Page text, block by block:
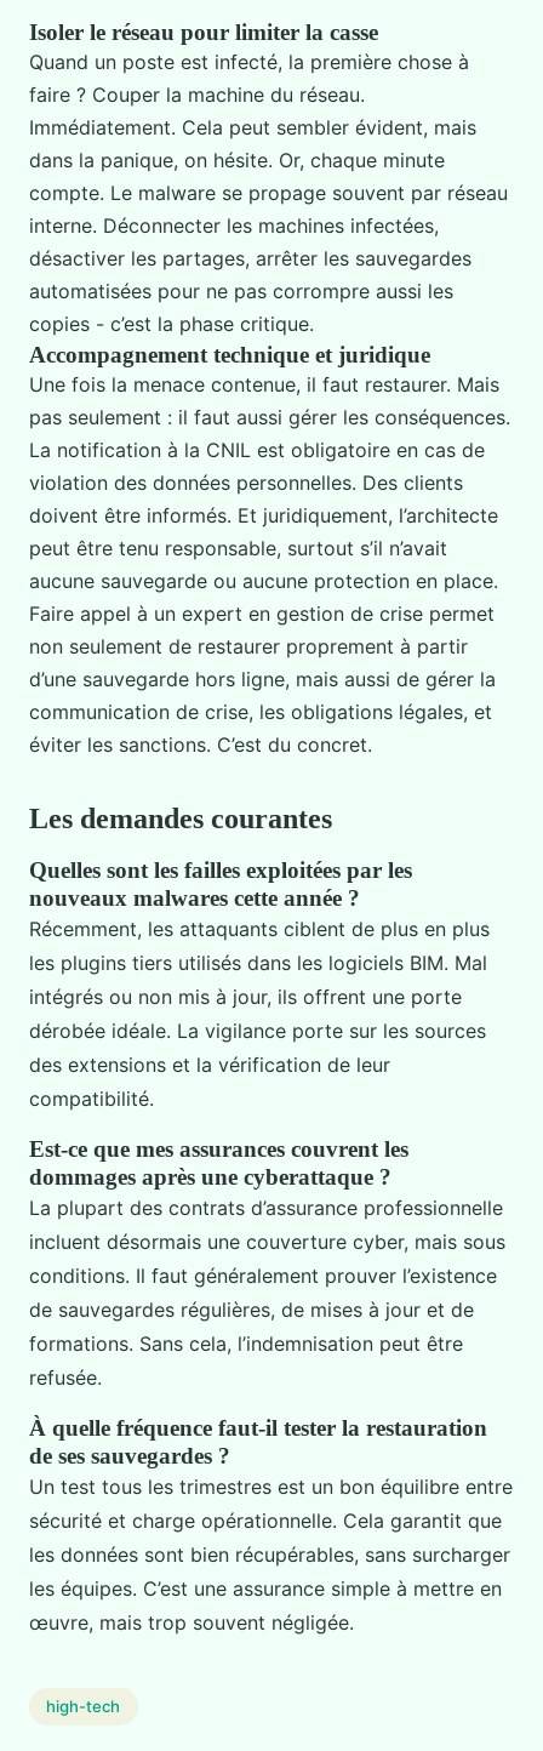
Isoler le réseau pour limiter la casse
Quand un poste est infecté, la première chose à
faire ? Couper la machine du réseau.
Immédiatement. Cela peut sembler évident, mais
dans la panique, on hésite. Or, chaque minute
compte. Le malware se propage souvent par réseau
interne. Déconnecter les machines infectées,
désactiver les partages, arrêter les sauvegardes
automatisées pour ne pas corrompre aussi les
copies - c’est la phase critique.
Accompagnement technique et juridique
Une fois la menace contenue, il faut restaurer. Mais
pas seulement : il faut aussi gérer les conséquences.
La notification à la CNIL est obligatoire en cas de
violation des données personnelles. Des clients
doivent être informés. Et juridiquement, l’architecte
peut être tenu responsable, surtout s’il n’avait
aucune sauvegarde ou aucune protection en place.
Faire appel à un expert en gestion de crise permet
non seulement de restaurer proprement à partir
d’une sauvegarde hors ligne, mais aussi de gérer la
communication de crise, les obligations légales, et
éviter les sanctions. C’est du concret.
Les demandes courantes
Quelles sont les failles exploitées par les
nouveaux malwares cette année ?
Récemment, les attaquants ciblent de plus en plus
les plugins tiers utilisés dans les logiciels BIM. Mal
intégrés ou non mis à jour, ils offrent une porte
dérobée idéale. La vigilance porte sur les sources
des extensions et la vérification de leur
compatibilité.
Est-ce que mes assurances couvrent les
dommages après une cyberattaque ?
La plupart des contrats d’assurance professionnelle
incluent désormais une couverture cyber, mais sous
conditions. Il faut généralement prouver l’existence
de sauvegardes régulières, de mises à jour et de
formations. Sans cela, l’indemnisation peut être
refusée.
À quelle fréquence faut-il tester la restauration
de ses sauvegardes ?
Un test tous les trimestres est un bon équilibre entre
sécurité et charge opérationnelle. Cela garantit que
les données sont bien récupérables, sans surcharger
les équipes. C’est une assurance simple à mettre en
œuvre, mais trop souvent négligée.
high-tech